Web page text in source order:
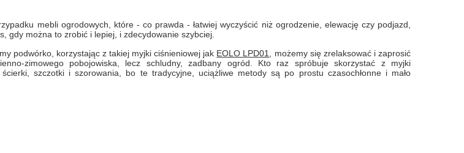
mebli ogrodowych, które - co prawda - łatwiej wyczyścić niż ogrodzenie, elewację czy podjazd,
gdy można to zrobić i lepiej, i zdecydowanie szybciej.
podwórko, korzystając z takiej myjki ciśnieniowej jak EOLO LPD01
, możemy się zrelaksować i zaprosić
zimowego pobojowiska, lecz schludny, zadbany ogród. Kto raz spróbuje skorzystać z myjki
szczotki i szorowania, bo te tradycyjne, uciążliwe metody są po prostu czasochłonne i mało